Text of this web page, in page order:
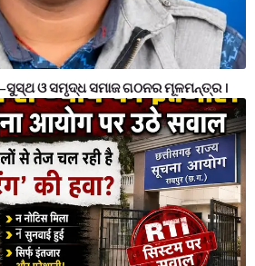
ଓ ସମୃଦ୍ଧ ସମାଜ ଗଠନର ମୂଳମନ୍ତ୍ର ।